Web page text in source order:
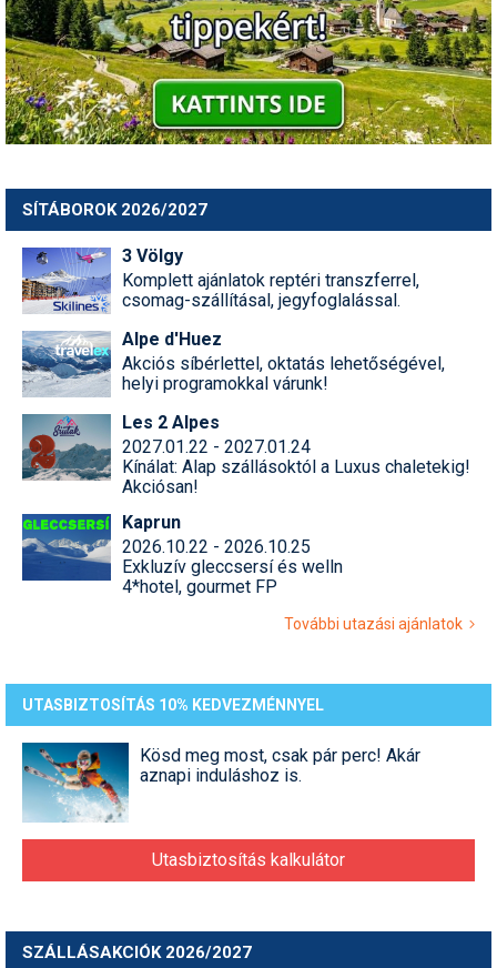
SÍTÁBOROK 2026/2027
3 Völgy
Komplett ajánlatok reptéri transzferrel,
csomag-szállításal, jegyfoglalással.
Alpe d'Huez
Akciós síbérlettel, oktatás lehetőségével,
helyi programokkal várunk!
Les 2 Alpes
2027.01.22 - 2027.01.24
Kínálat: Alap szállásoktól a Luxus chaletekig!
Akciósan!
Kaprun
2026.10.22 - 2026.10.25
Exkluzív gleccsersí és welln
4*hotel, gourmet FP
További utazási ajánlatok
UTASBIZTOSÍTÁS 10% KEDVEZMÉNNYEL
Kösd meg most, csak pár perc! Akár
aznapi induláshoz is.
Utasbiztosítás kalkulátor
SZÁLLÁSAKCIÓK 2026/2027